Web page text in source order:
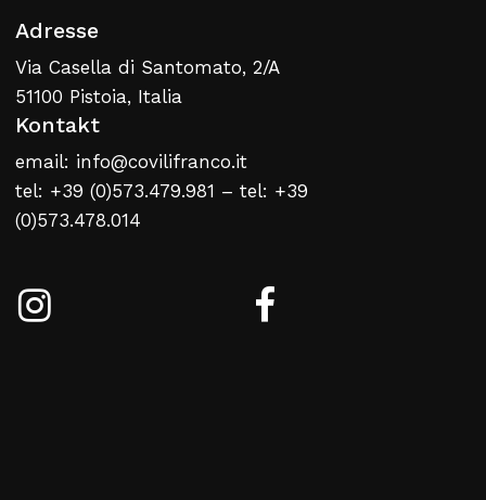
Adresse
Via Casella di Santomato, 2/A
51100 Pistoia, Italia
Kontakt
email: info@covilifranco.it
tel: +39 (0)573.479.981 – tel: +39
(0)573.478.014